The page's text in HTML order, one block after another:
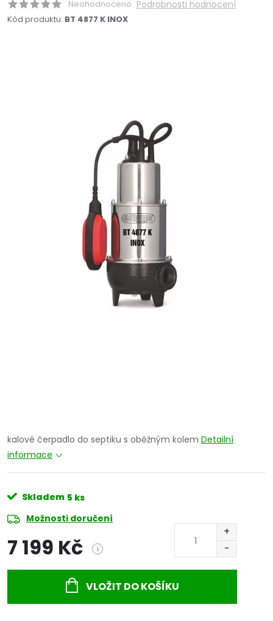
Neohodnoceno Podrobnosti hodnocení
Kód produktu: BT 4877 K INOX
kalové čerpadlo do septiku s oběžným kolem Detailní
informace
Skladem 5 ks
Možnosti doručení
7 199 Kč i
VLOŽIT DO KOŠÍKU